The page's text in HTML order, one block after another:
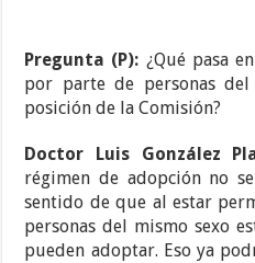
Pregunta (P): ¿Qué pasa
por parte de personas del
posición de la Comisión?
Doctor Luis González
régimen de adopción no
sentido de que al estar
personas del mismo sexo
pueden adoptar. Eso ya